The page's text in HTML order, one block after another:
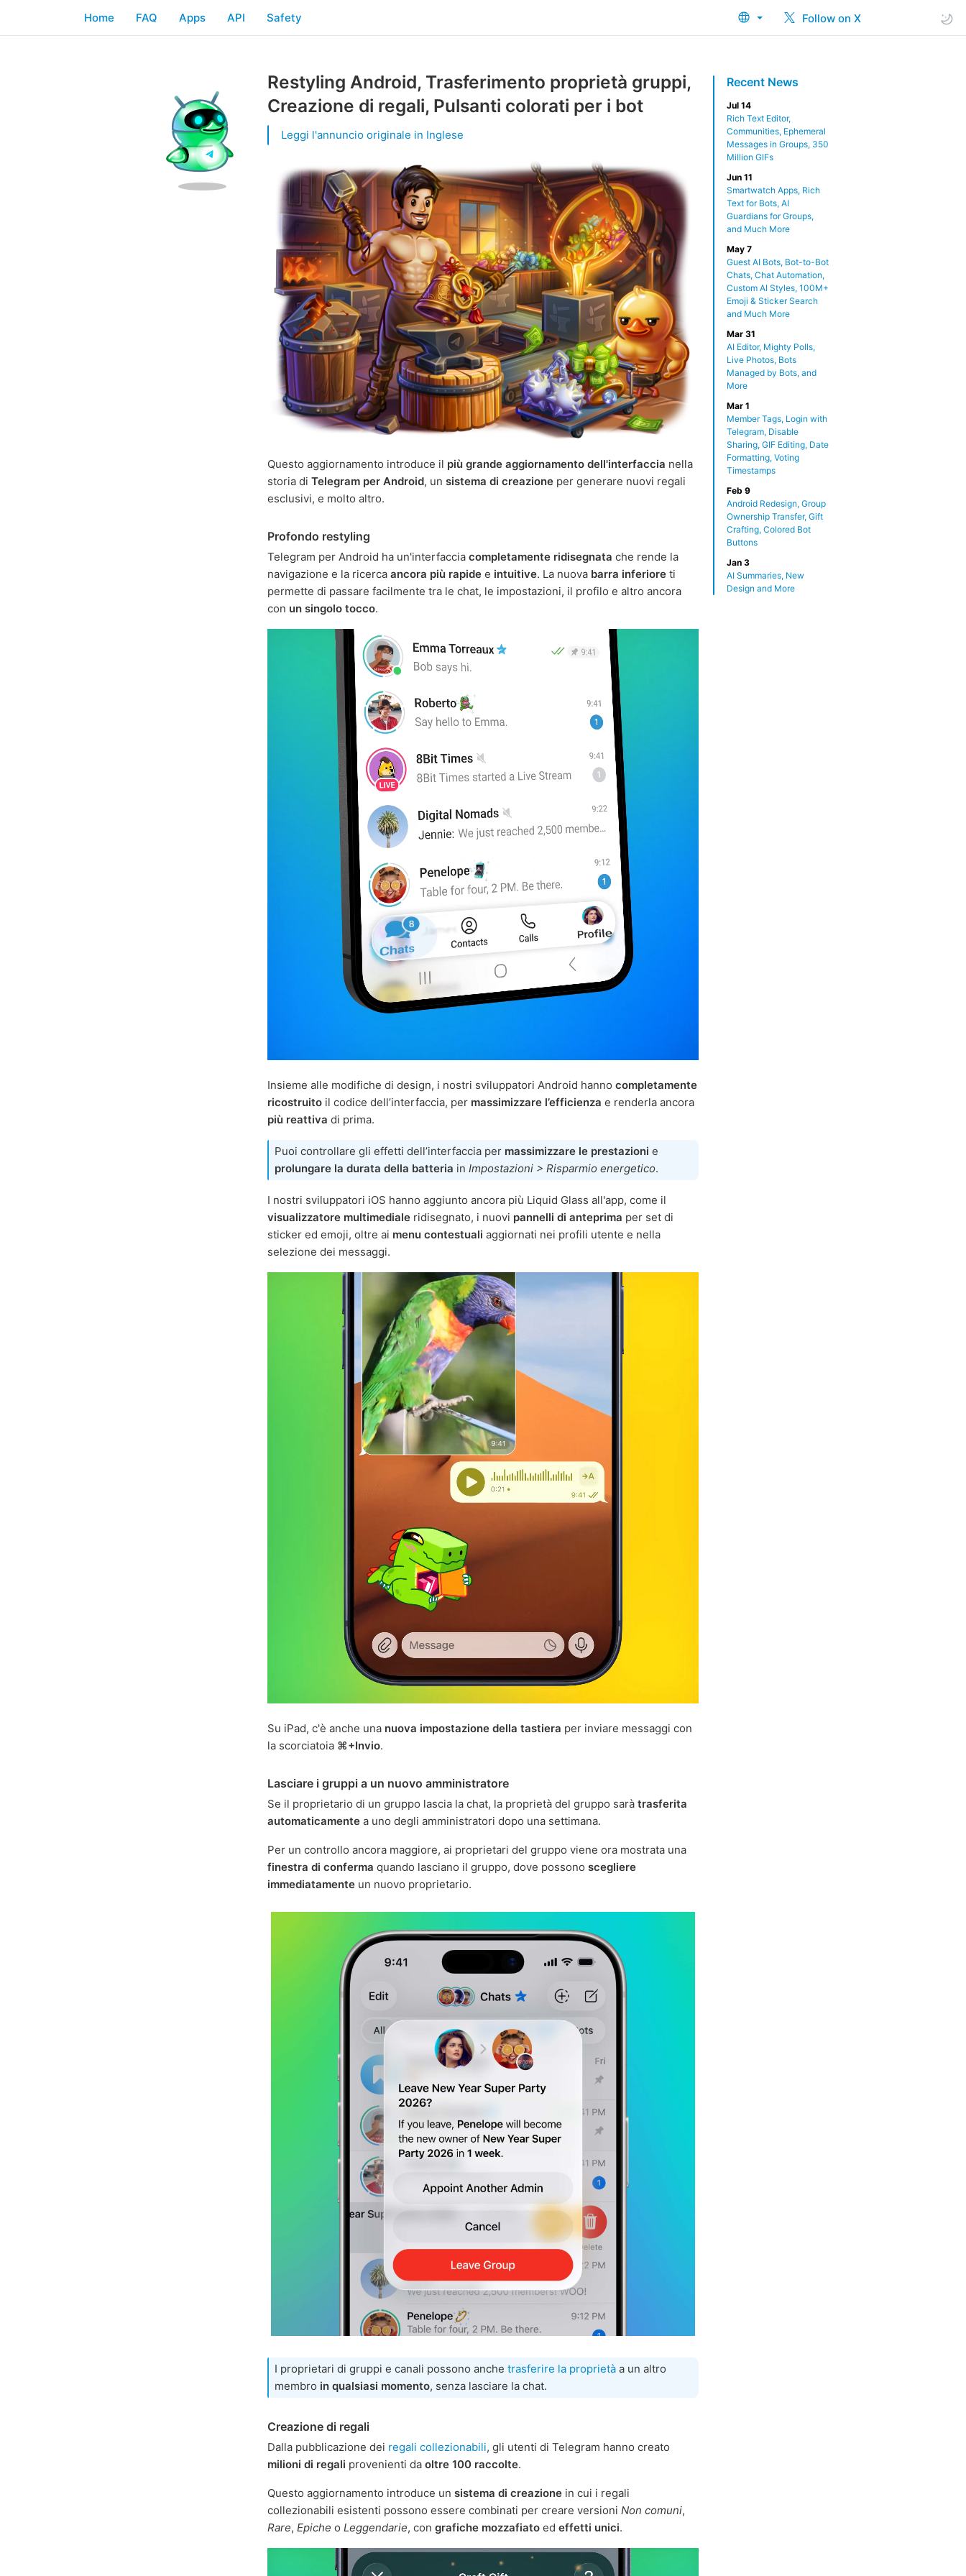
Follow on X
Home FAQ Apps API Safety
Recent News
Jul 14
Rich Text Editor,
Communities, Ephemeral
Messages in Groups, 350
Million GIFs
Jun 11
Smartwatch Apps, Rich
Text for Bots, AI
Guardians for Groups,
and Much More
May 7
Guest AI Bots, Bot-to-Bot
Chats, Chat Automation,
Custom AI Styles, 100M+
Emoji & Sticker Search
and Much More
Mar 31
AI Editor, Mighty Polls,
Live Photos, Bots
Managed by Bots, and
More
Mar 1
Member Tags, Login with
Telegram, Disable
Sharing, GIF Editing, Date
Formatting, Voting
Timestamps
Feb 9
Android Redesign, Group
Ownership Transfer, Gift
Crafting, Colored Bot
Buttons
Jan 3
AI Summaries, New
Design and More
Restyling Android, Trasferimento proprietà gruppi,
Creazione di regali, Pulsanti colorati per i bot
Leggi l'annuncio originale in Inglese
Questo aggiornamento introduce il più grande aggiornamento dell'interfaccia nella
storia di Telegram per Android, un sistema di creazione per generare nuovi regali
esclusivi, e molto altro.
Profondo restyling
Telegram per Android ha un'interfaccia completamente ridisegnata che rende la
navigazione e la ricerca ancora più rapide e intuitive. La nuova barra inferiore ti
permette di passare facilmente tra le chat, le impostazioni, il profilo e altro ancora
con un singolo tocco.
Insieme alle modifiche di design, i nostri sviluppatori Android hanno completamente
ricostruito il codice dell’interfaccia, per massimizzare l’efficienza e renderla ancora
più reattiva di prima.
Puoi controllare gli effetti dell’interfaccia per massimizzare le prestazioni e
prolungare la durata della batteria in Impostazioni > Risparmio energetico.
I nostri sviluppatori iOS hanno aggiunto ancora più Liquid Glass all'app, come il
visualizzatore multimediale ridisegnato, i nuovi pannelli di anteprima per set di
sticker ed emoji, oltre ai menu contestuali aggiornati nei profili utente e nella
selezione dei messaggi.
Su iPad, c'è anche una nuova impostazione della tastiera per inviare messaggi con
la scorciatoia ⌘+Invio.
Lasciare i gruppi a un nuovo amministratore
Se il proprietario di un gruppo lascia la chat, la proprietà del gruppo sarà trasferita
automaticamente a uno degli amministratori dopo una settimana.
Per un controllo ancora maggiore, ai proprietari del gruppo viene ora mostrata una
finestra di conferma quando lasciano il gruppo, dove possono scegliere
immediatamente un nuovo proprietario.
I proprietari di gruppi e canali possono anche trasferire la proprietà a un altro
membro in qualsiasi momento, senza lasciare la chat.
Creazione di regali
Dalla pubblicazione dei regali collezionabili, gli utenti di Telegram hanno creato
milioni di regali provenienti da oltre 100 raccolte.
Questo aggiornamento introduce un sistema di creazione in cui i regali
collezionabili esistenti possono essere combinati per creare versioni Non comuni,
Rare, Epiche o Leggendarie, con grafiche mozzafiato ed effetti unici.